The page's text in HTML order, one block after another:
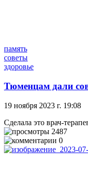
память
советы
здоровье
Тюменцам дали
19 ноября 2023 г. 19:08
Сделала это врач-
2487
0